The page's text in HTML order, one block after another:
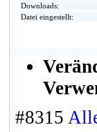
Downloads:
Datei eingestellt:
#8315